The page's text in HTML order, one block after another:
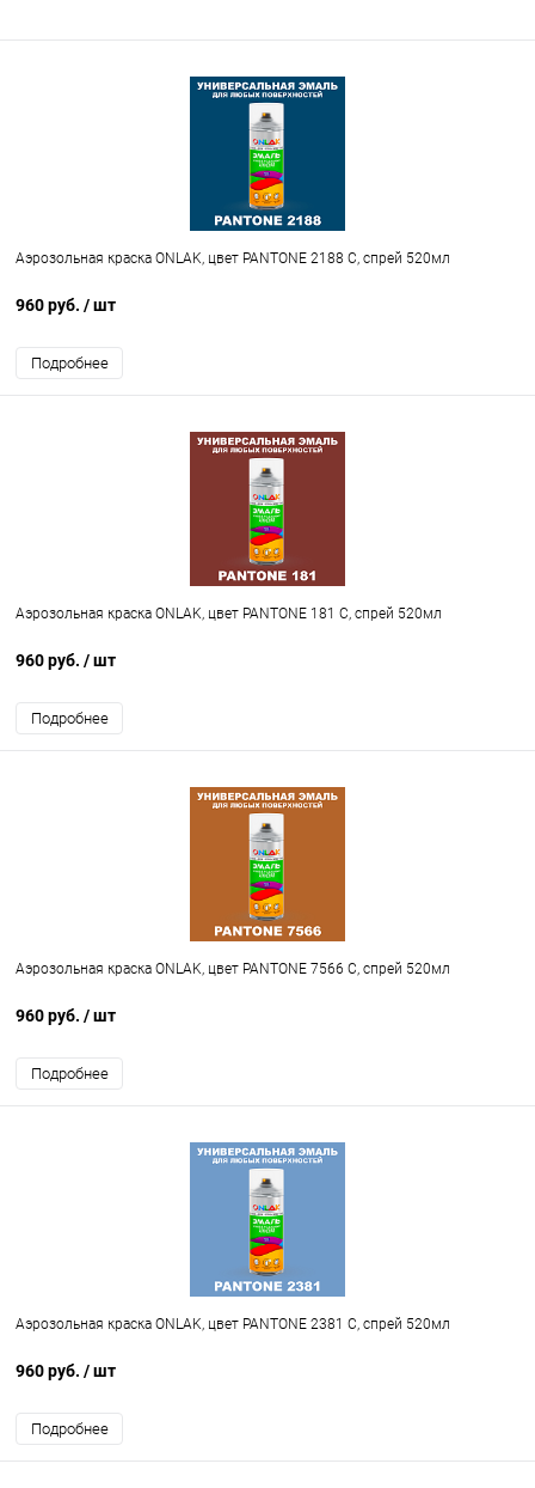
Аэрозольная краска ONLAK, цвет PANTONE 2188 C, спрей 520мл
960 руб. / шт
Подробнее
Аэрозольная краска ONLAK, цвет PANTONE 181 C, спрей 520мл
960 руб. / шт
Подробнее
Аэрозольная краска ONLAK, цвет PANTONE 7566 C, спрей 520мл
960 руб. / шт
Подробнее
Аэрозольная краска ONLAK, цвет PANTONE 2381 C, спрей 520мл
960 руб. / шт
Подробнее